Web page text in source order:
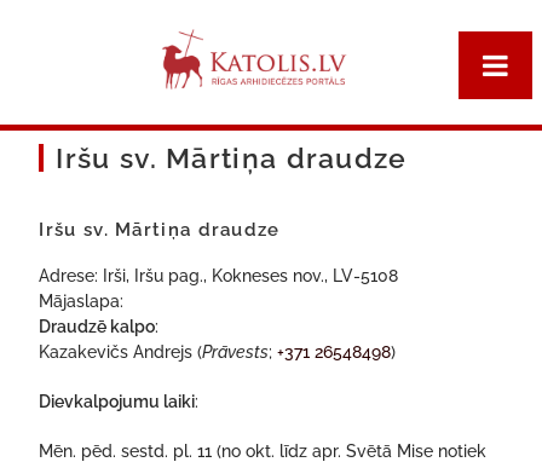
Iršu sv. Mārtiņa draudze
Iršu sv. Mārtiņa draudze
Adrese: Irši, Iršu pag., Kokneses nov., LV-5108
Mājaslapa:
Draudzē kalpo:
Kazakevičs Andrejs (Prāvests;+371 26548498)
Dievkalpojumu laiki:
Mēn. pēd. sestd. pl. 11 (no okt. līdz apr. Svētā Mise notiek